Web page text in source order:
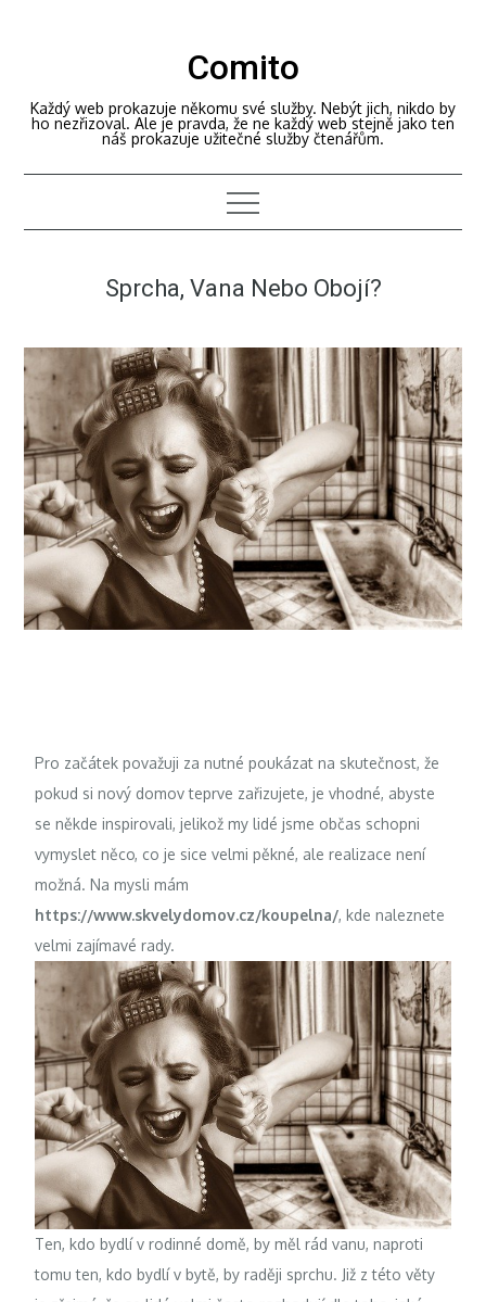
Comito
Každý web prokazuje někomu své služby. Nebýt jich, nikdo by
ho nezřizoval. Ale je pravda, že ne každý web stejně jako ten
náš prokazuje užitečné služby čtenářům.
Sprcha, Vana Nebo Obojí?
Pro začátek považuji za nutné poukázat na skutečnost, že
pokud si nový domov teprve zařizujete, je vhodné, abyste
se někde inspirovali, jelikož my lidé jsme občas schopni
vymyslet něco, co je sice velmi pěkné, ale realizace není
možná. Na mysli mám
https://www.skvelydomov.cz/koupelna/, kde naleznete
velmi zajímavé rady.
Ten, kdo bydlí v rodinné domě, by měl rád vanu, naproti
tomu ten, kdo bydlí v bytě, by raději sprchu. Již z této věty